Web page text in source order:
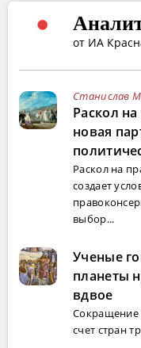
от ИА
Станислав
Раскол
новая
Раскол на
создает
выбор...
Ученые
планеты
вдвое
Сокращение
счет стран